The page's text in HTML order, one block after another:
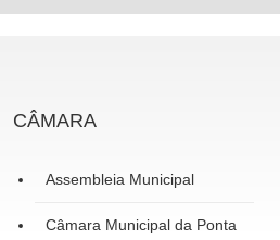
CÂMARA
Assembleia Municipal
Câmara Municipal da Ponta